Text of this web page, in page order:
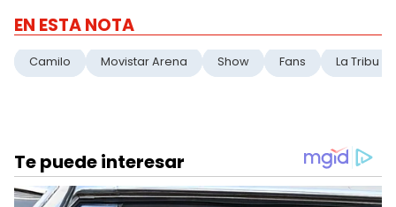
EN ESTA NOTA
Camilo Movistar Arena Show Fans La Tribu